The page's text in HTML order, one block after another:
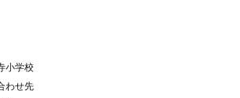
小学校
わせ先